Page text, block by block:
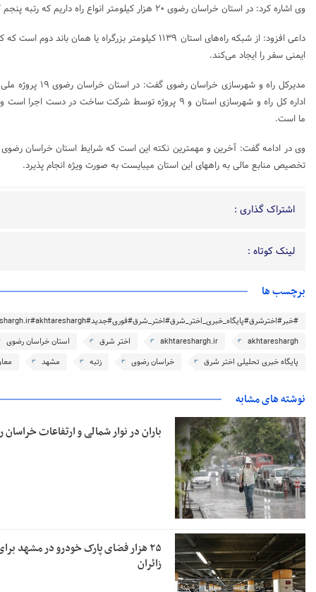
وی اشاره کرد: در استان خراسان رضوی ۲۰ هزار کیلومتر انواع راه داریم که رتبه پنجم کشور به لحاظ طول راه‌ها را داریم.
داعی افزود: از شبکه راه‌های استان ۱۱۳۹ کیلومتر بزرگراه یا
ایمنی سفر را ایجاد می‌کند.
ما است.
وی در ادامه گفت: آخرین و مهمترین نکته این است که شرایط استان خراسان
تخصیص منابع مالی به راههای این استان میبایست به صورت ویژه انجام پذیرد.
اشتراک گذاری :
لینک کوتاه :
برچسب ها
#خبر#اخترشرق#پایگاه_خبری_اختر_شرق#اختر_شرق#فوری#جدید#akhtareshargh.ir#akhtareshargh#خراسان#خراسان_رضوی
akhtareshargh
akhtareshargh.ir اختر شرق
استان خراسان رضوی
پایگاه خبری تحلیلی اختر شرق
خراسان رضوی زتبه مشهد
نوشته های مشابه
باران در نوار شمالی و ارتفاعات
۲۵ هزار فضای پارک خودرو در مشهد
زائران